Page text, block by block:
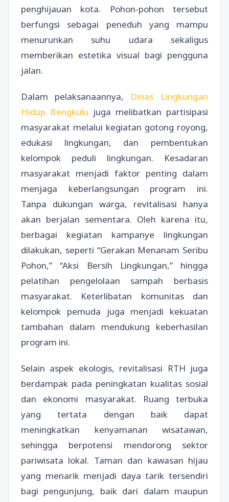
penghijauan kota. Pohon-pohon tersebut
berfungsi sebagai peneduh yang mampu
menurunkan suhu udara sekaligus
memberikan estetika visual bagi pengguna
jalan.
Dalam pelaksanaannya, Dinas Lingkungan
Hidup Bengkulu juga melibatkan partisipasi
masyarakat melalui kegiatan gotong royong,
edukasi lingkungan, dan pembentukan
kelompok peduli lingkungan. Kesadaran
masyarakat menjadi faktor penting dalam
menjaga keberlangsungan program ini.
Tanpa dukungan warga, revitalisasi hanya
akan berjalan sementara. Oleh karena itu,
berbagai kegiatan kampanye lingkungan
dilakukan, seperti “Gerakan Menanam Seribu
Pohon,” “Aksi Bersih Lingkungan,” hingga
pelatihan pengelolaan sampah berbasis
masyarakat. Keterlibatan komunitas dan
kelompok pemuda juga menjadi kekuatan
tambahan dalam mendukung keberhasilan
program ini.
Selain aspek ekologis, revitalisasi RTH juga
berdampak pada peningkatan kualitas sosial
dan ekonomi masyarakat. Ruang terbuka
yang tertata dengan baik dapat
meningkatkan kenyamanan wisatawan,
sehingga berpotensi mendorong sektor
pariwisata lokal. Taman dan kawasan hijau
yang menarik menjadi daya tarik tersendiri
bagi pengunjung, baik dari dalam maupun